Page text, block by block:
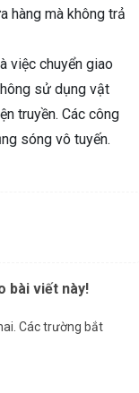
hàng mà không trả
việc chuyển giao
sử dụng vật
truyền. Các công
sóng vô tuyến.
bài viết này!
Các trường bắt